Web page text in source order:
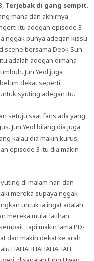
Terjebak di gang sempit.
mana dan akhirnya
itu adegan episode 3
nggak punya adegan kissu
scene bersama Deok Sun.
adalah adegan dimana
Jun Yeol juga
dekat seperti
syuting adegan itu.
setuju saat fans ada yang
Jun Yeol bilang dia juga
kalau dia makin kurus,
episode 3 itu dia makin
di malam hari dan
mereka supaya nggak
untuk ia ingat adalah
mereka mulai latihan
tapi makin lama PD-
dan makin dekat ke arah
HAHAHHAHAHAHAH.